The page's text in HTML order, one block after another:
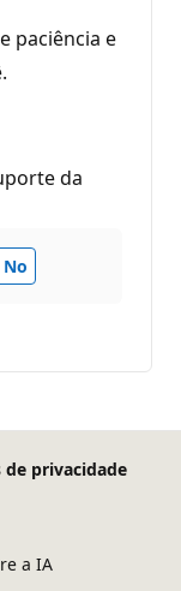
paciência e
da
No
de privacidade
a IA